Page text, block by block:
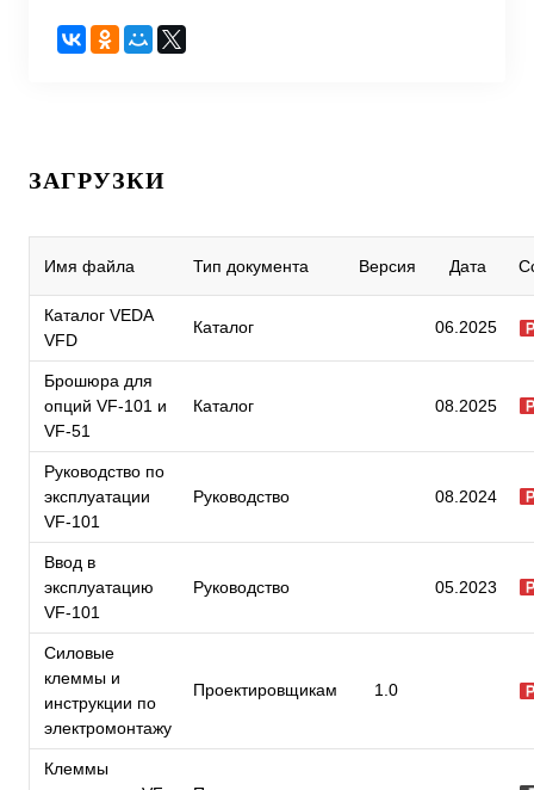
ЗАГРУЗКИ
Имя файла Тип документа Версия Дата
Каталог VEDA
VFD
Каталог 06.2025
Брошюра для
опций VF-101 и
VF-51
Каталог 08.2025
Руководство по
эксплуатации
VF-101
Руководство 08.2024
Ввод в
эксплуатацию
VF-101
Руководство 05.2023
Силовые
клеммы и
инструкции по
электромонтажу
Проектировщикам 1.0
Клеммы